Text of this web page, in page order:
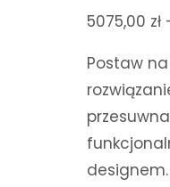
5075,00 zł
Postaw
designem.